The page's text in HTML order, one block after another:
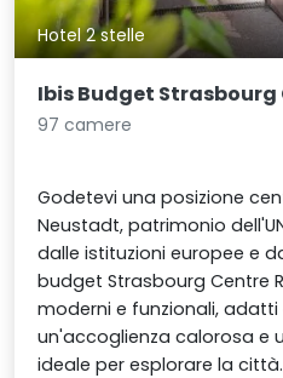
Hotel 2 stelle
Ibis Budget
97 camere
Godetevi una posizione
Neustadt, patrimonio
dalle istituzioni europee e
budget Strasbourg Centre
moderni e funzionali,
un'accoglienza calorosa e
ideale per esplorare la città.